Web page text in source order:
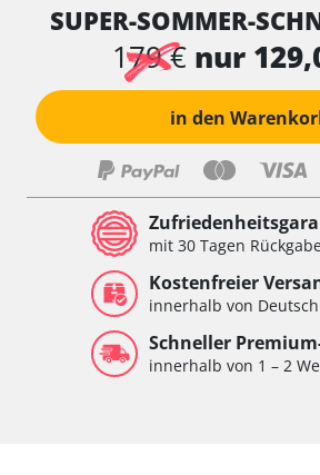
SUPER-SOMMER-
179 € nur
in den
mit 30 Tagen
Kostenfreier
innerhalb von
Schneller
innerhalb von 1 – 2